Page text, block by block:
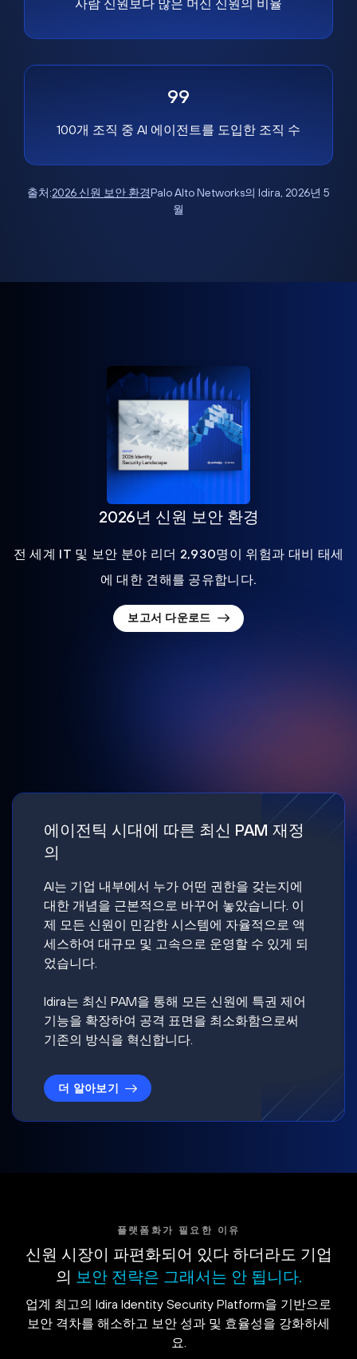
99
100개 조직 중 AI 에이전트를 도입한 조직 수
출처:2026 신원 보안 환경Palo Alto Networks의 Idira, 2026년 5
월
2026년 신원 보안 환경
전 세계 IT 및 보안 분야 리더 2,930명이 위험과 대비 태세
에 대한 견해를 공유합니다.
보고서 다운로드
에이전틱 시대에 따른 최신 PAM 재정
의
AI는 기업 내부에서 누가 어떤 권한을 갖는지에
대한 개념을 근본적으로 바꾸어 놓았습니다. 이
제 모든 신원이 민감한 시스템에 자율적으로 액
세스하여 대규모 및 고속으로 운영할 수 있게 되
었습니다.
Idira는 최신 PAM을 통해 모든 신원에 특권 제어
기능을 확장하여 공격 표면을 최소화함으로써
기존의 방식을 혁신합니다.
더 알아보기
플랫폼화가 필요한 이유
신원 시장이 파편화되어 있다 하더라도 기업
의 보안 전략은 그래서는 안 됩니다.
업계 최고의 Idira Identity Security Platform을 기반으로
보안 격차를 해소하고 보안 성과 및 효율성을 강화하세
요.